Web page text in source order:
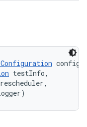
testInfo,
rescheduler,